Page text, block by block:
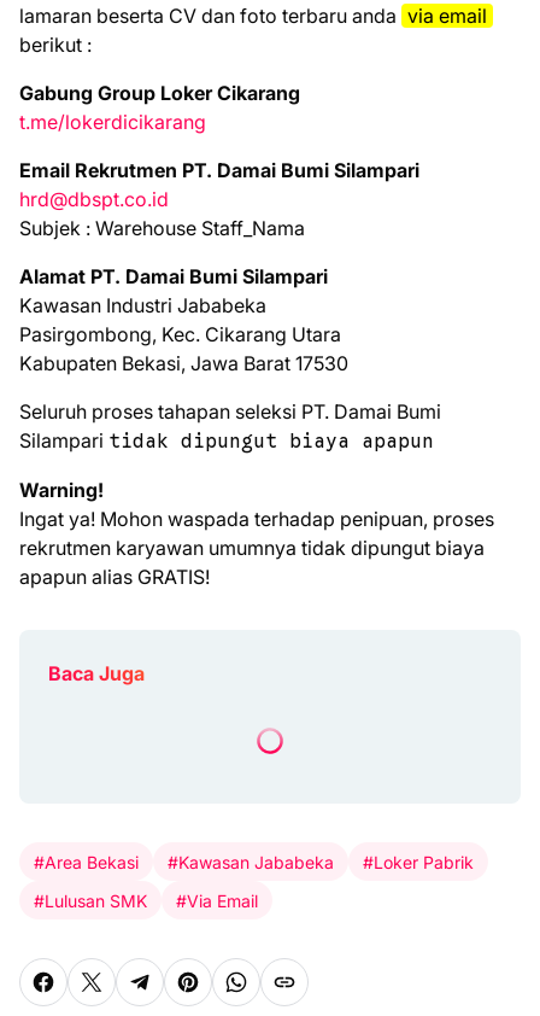
lаmаrаn bеѕеrtа CV dаn fоtо tеrbаru аndа vіа email
bеrіkut :
Gabung Group Loker Cikarang
t.me/lokerdicikarang
Email Rekrutmen PT. Damai Bumi Silampari
hrd@dbspt.co.id
Subjek : Warehouse Staff_Nama
Alamat PT. Damai Bumi Silampari
Kawasan Industri Jababeka
Pasirgombong, Kec. Cikarang Utara
Kabupaten Bekasi, Jawa Barat 17530
Seluruh proses tahapan seleksi PT. Damai Bumi
Silampari tidak dipungut biaya apapun
Warning!
Ingat ya! Mohon waspada terhadap penipuan, proses
rekrutmen karyawan umumnya tidak dipungut biaya
apapun alias GRATIS!
Baca Juga
#Area Bekasi #Kawasan Jababeka
#Loker Pabrik
#Lulusan SMK
#Via Email